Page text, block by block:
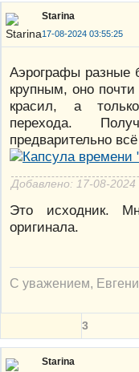
Starina
17-08-2024 03:55:25
Аэрографы разные
крупным, оно почти
красил, а
перехода.
предварительно
Добавлено: 17-08-2024
Это исходник.
оригинала.
С уважением,
3
Starina